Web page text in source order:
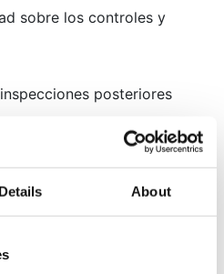
Details About
sobre los controles y
posteriores
y cumplimiento de
o mundial)